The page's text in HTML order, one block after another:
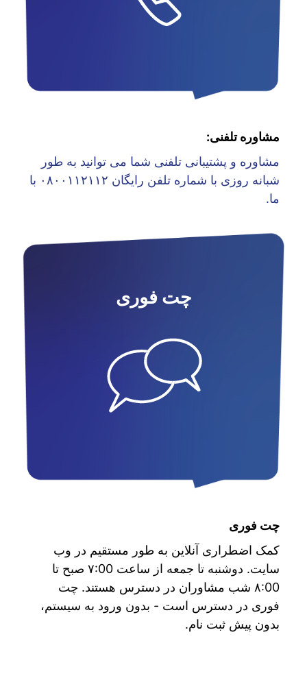
مشاوره تلفنی:
مشاوره و پشتیبانی تلفنی شما می توانید به طور
شبانه روزی با شماره تلفن رایگان ۰۸۰۰۱۱۲۱۱۲ با
ما.
چت فوری
چت فوری
کمک اضطراری آنلاین به طور مستقیم در وب
سایت. دوشنبه تا جمعه از ساعت ۷:00 صبح تا
۸:00 شب مشاوران در دسترس هستند. چت
فوری در دسترس است - بدون ورود به سیستم،
بدون پیش ثبت نام.